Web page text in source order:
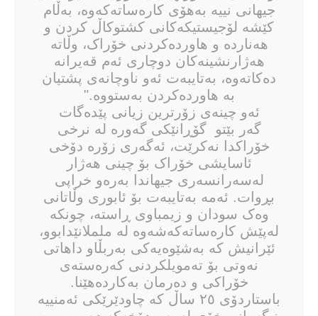
جیهانی نییە بەهۆی کارەساتەکەوە، بەڵام
کێشە لۆجیستیکەکانی کشتوکاڵ کردن و
هەناردە و هاوردەکردنی خۆراک، وڵاتە
هەژارنشینەکان دوچاری ئەم قەیرانە
دەکاتەوە، بەتایبەت ئەو ناوچانەی پشتیان
بە هاوردەکردن بەستووە."
ئەو چینەی زۆرترین زیانی پێدەگات
گەر بێتو گۆڕانێکی گەورە لە نرخی
خۆراکدا نەکرێت، ئەگەری زۆرە دۆخی
ئاسایشی خۆراک بۆ چینی هەژار
لەسەرانسەری جیهاندا بەرەو خراپی
بڕوات. ئەمە بەتایبەت بۆ ئابوری وڵاتانی
وەک سودان و زیمباوی ڕاستە، چونکە
لەپێش کارەساتەکەشەوە لە ململانێدابوو،
ئێرانیش کە بەشێوەیەکی بەربڵاو داهاتی
نەوتی بۆ تەمویلکردنی کەرەستەی
خۆراکی و دەرمان بەکاردەهێنا.
باستاردۆی ٢٥ ساڵ کە چاودێرێکی ئەمنییە